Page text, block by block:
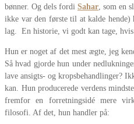
bønner. Og dels fordi Sahar, som en
ikke var den første til at kalde
lag. En historie, vi godt kan tage, hvis
Hun er noget af det mest ægte, jeg
Så hvad gjorde hun under
lave ansigts- og kropsbehandlinger?
kan. Hun producerede verdens
fremfor en forretningsidé mere
filosofi. Af det, hun handler på: